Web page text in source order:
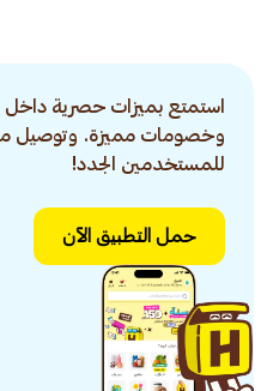
استمتع بميزات حصرية
وخصومات مميزة. وتوصيل
للمستخدمين الجدد!
حمل التطبيق الآن